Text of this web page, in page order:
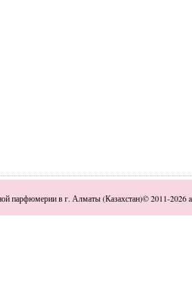
парфюмерии в г. Алматы (Казахстан)© 2011-2026